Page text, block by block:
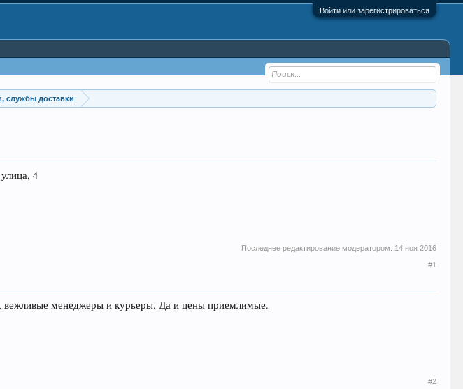
Войти или зарегистрироваться
службы доставки
4
Последнее редактирование модератором: 14 ноя 2016
#1
вежливые менеджеры и курьеры. Да и цены приемлимые.
#2